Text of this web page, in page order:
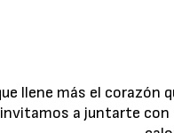
llene más el corazón
a juntarte